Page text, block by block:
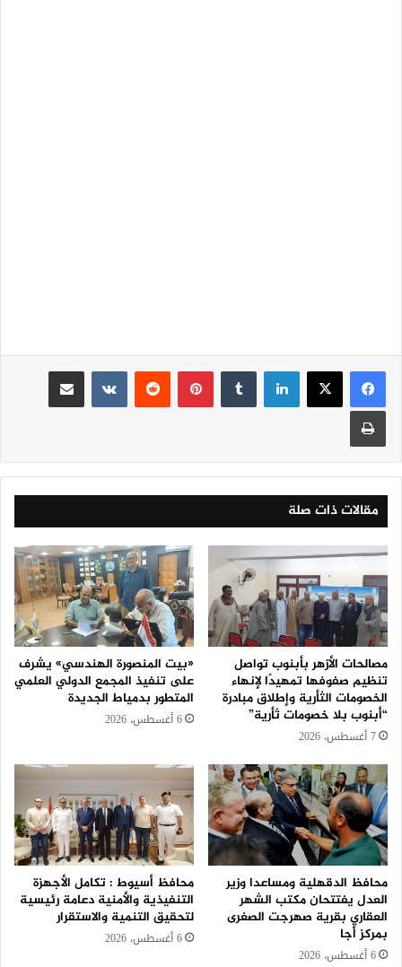
لينكدإن بينتيريست
مقالات ذات صلة
مصالحات الأزهر بأبنوب تواصل
تنظيم صفوفها تمهيدًا لإنهاء
الخصومات الثأرية وإطلاق مبادرة
“أبنوب بلا خصومات ثأرية”
7 أغسطس، 2026
«بيت المنصورة الهندسي» يشرف
على تنفيذ المجمع الدولي العلمي
المتطور بدمياط الجديدة
6 أغسطس، 2026
محافظ الدقهلية ومساعدا وزير
العدل يفتتحان مكتب الشهر
العقاري بقرية صهرجت الصغرى
بمركز أجا
6 أغسطس، 2026
محافظ أسيوط : تكامل الأجهزة
التنفيذية والأمنية دعامة رئيسية
لتحقيق التنمية والاستقرار
6 أغسطس، 2026